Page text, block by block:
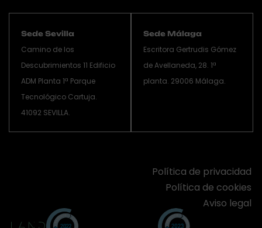
Sede Sevilla
Camino de los
Descubrimientos 11 Edificio
ADM Planta 1ª Parque
Tecnológico Cartuja.
41092 SEVILLA.
Sede Málaga
Escritora Gertrudis Gómez
de Avellaneda, 28. 1ª
planta. 29006 Málaga.
Política de privacidad
Política de cookies
Aviso legal